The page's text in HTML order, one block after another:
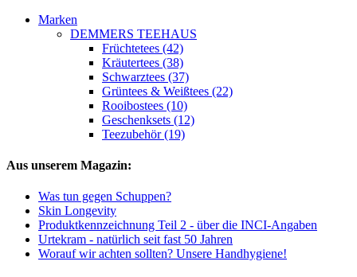
Marken
DEMMERS TEEHAUS
Früchtetees (42)
Kräutertees (38)
Schwarztees (37)
Grüntees & Weißtees (22)
Rooibostees (10)
Geschenksets (12)
Teezubehör (19)
Aus unserem Magazin:
Was tun gegen Schuppen?
Skin Longevity
Produktkennzeichnung Teil 2 - über die INCI-Angaben
Urtekram - natürlich seit fast 50 Jahren
Worauf wir achten sollten? Unsere Handhygiene!